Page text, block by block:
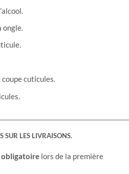
ongle.
cuticules.
LES LIVRAISONS.
obligatoire lors de la première